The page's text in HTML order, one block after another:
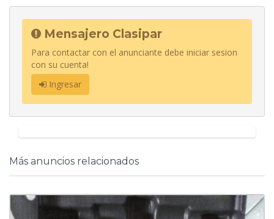
Mensajero Clasipar
Para contactar con el anunciante debe iniciar sesion
con su cuenta!
Ingresar
Más anuncios relacionados